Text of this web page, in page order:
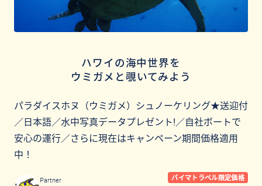
ハワイの海中世界を
ウミガメと覗いてみよう
パラダイスホヌ（ウミガメ）シュノーケリング★送迎付
／日本語／水中写真データプレゼント!／自社ボートで
安心の運行／さらに現在はキャンペーン期間価格適用
中！
Partner バイマトラベル限定価格